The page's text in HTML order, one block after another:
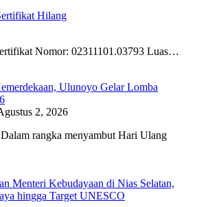
Hilang
Nomor: 02311101.03793 Luas…
Ulunoyo Gelar Lomba
2, 2026
rangka menyambut Hari Ulang
Menteri Kebudayaan di Nias Selatan,
hingga Target UNESCO